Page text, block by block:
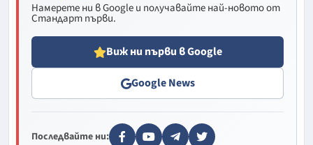
Намерете ни в Google и получавайте най-новото от
Стандарт първи.
Виж ни първи в Google
Google News
Последвайте ни: